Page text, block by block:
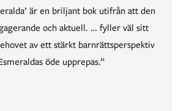
är en briljant bok utifrån att den
och aktuell. … fyller väl sitt
av ett stärkt barnrättsperspektiv
öde upprepas.”